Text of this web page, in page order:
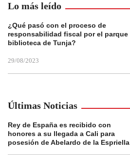
Lo más leído
¿Qué pasó con el proceso de
responsabilidad fiscal por el parque
biblioteca de Tunja?
29/08/2023
Últimas Noticias
Rey de España es recibido con
honores a su llegada a Cali para
posesión de Abelardo de la Espriella